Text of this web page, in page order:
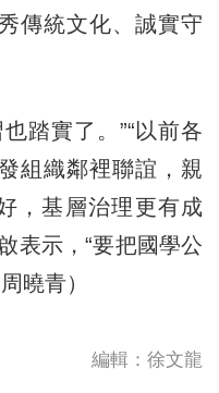
傳統文化、誠實守
踏實了。”“以前各
組織鄰裡聯誼，親
，基層治理更有成
表示，“要把國學公
曉青）
編輯：徐文龍